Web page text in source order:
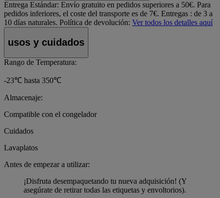
Entrega Estándar: Envío gratuito en pedidos superiores a 50€. Para
pedidos inferiores, el coste del transporte es de 7€. Entregas : de 3 a
10 días naturales. Política de devolución: Ver todos los detalles aquí
usos y cuidados
Rango de Temperatura:
-23℃ hasta 350℃
Almacenaje:
Compatible con el congelador
Cuidados
Lavaplatos
Antes de empezar a utilizar:
¡Disfruta desempaquetando tu nueva adquisición! (Y
asegúrate de retirar todas las etiquetas y envoltorios).